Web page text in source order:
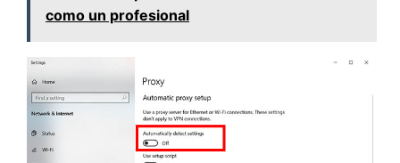
como un profesional